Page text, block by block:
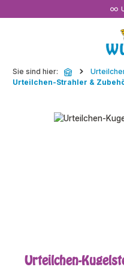
Sie sind hier:
Urteilchen-Strahler &
Bildergalerie überspringen
Urteilchen-